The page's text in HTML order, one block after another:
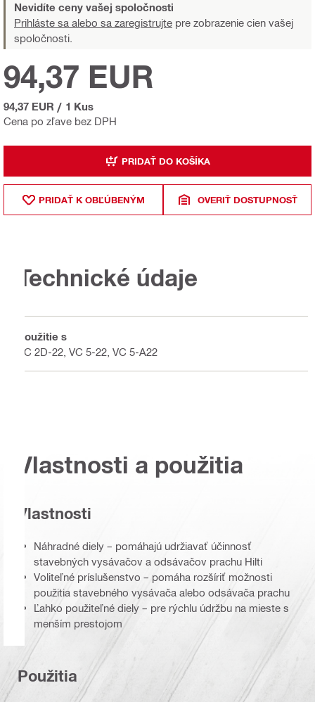
Nevidíte ceny vašej spoločnosti
Prihláste sa alebo sa zaregistrujte pre zobrazenie cien vašej
spoločnosti.
Cena po zľave bez DPH
94,37 EUR
94,37 EUR / 1 Kus
PRIDAŤ DO KOŠÍKA
PRIDAŤ K OBĽÚBENÝM OVERIŤ DOSTUPNOSŤ
Technické údaje
Použitie s
VC 2D-22, VC 5-22, VC 5-A22
Vlastnosti a použitia
Vlastnosti
Náhradné diely – pomáhajú udržiavať účinnosť
stavebných vysávačov a odsávačov prachu Hilti
Voliteľné príslušenstvo – pomáha rozšíriť možnosti
použitia stavebného vysávača alebo odsávača prachu
Ľahko použiteľné diely – pre rýchlu údržbu na mieste s
menším prestojom
Použitia